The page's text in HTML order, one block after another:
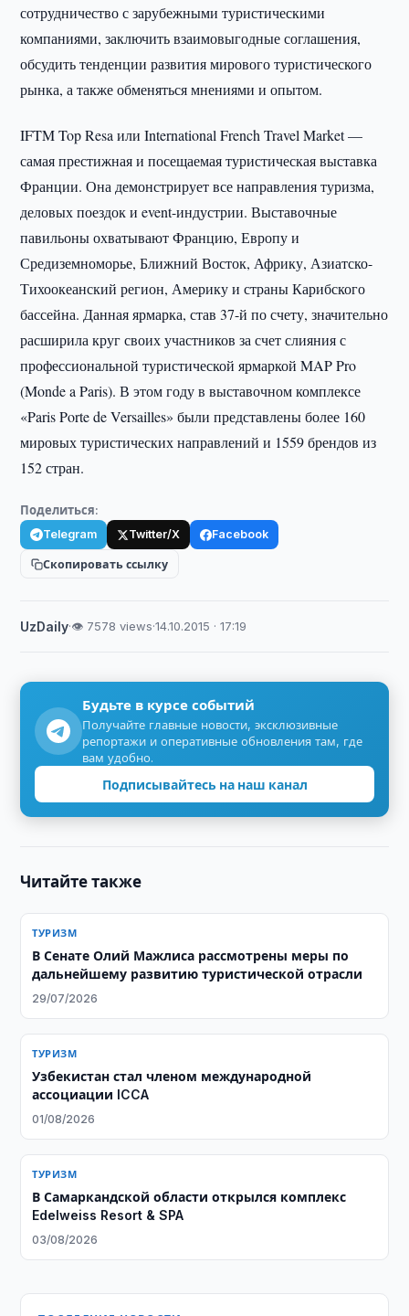
сотрудничество с зарубежными туристическими
компаниями, заключить взаимовыгодные соглашения,
обсудить тенденции развития мирового туристического
рынка, а также обменяться мнениями и опытом.
IFTM Top Resa или International French Travel Market —
самая престижная и посещаемая туристическая выставка
Франции. Она демонстрирует все направления туризма,
деловых поездок и event-индустрии. Выставочные
павильоны охватывают Францию, Европу и
Средиземноморье, Ближний Восток, Африку, Азиатско-
Тихоокеанский регион, Америку и страны Карибского
бассейна. Данная ярмарка, став 37-й по счету, значительно
расширила круг своих участников за счет слияния с
профессиональной туристической ярмаркой MAP Pro
(Monde a Paris). В этом году в выставочном комплексе
«Paris Porte de Versailles» были представлены более 160
мировых туристических направлений и 1559 брендов из
152 стран.
Поделиться:
Telegram Twitter/X Facebook
Скопировать ссылку
UzDaily·👁 7578 views·14.10.2015 · 17:19
Будьте в курсе событий
Получайте главные новости, эксклюзивные
репортажи и оперативные обновления там, где
вам удобно.
Подписывайтесь на наш канал
Читайте также
ТУРИЗМ
В Сенате Олий Мажлиса рассмотрены меры по
дальнейшему развитию туристической отрасли
29/07/2026
ТУРИЗМ
Узбекистан стал членом международной
ассоциации ICCA
01/08/2026
ТУРИЗМ
В Самаркандской области открылся комплекс
Edelweiss Resort & SPA
03/08/2026